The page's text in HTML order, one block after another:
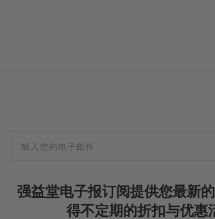
强益堂电子报订阅提供您最新
得不定期的折扣与优惠